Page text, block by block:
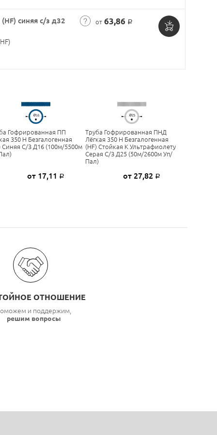
синяя с/з д32
от 63,86 Р
Гофрированная ПП
350 Н Безгалогенная
Синяя С/з Д16 (100м/5500м
от 17,11 Р
Труба Гофрированная ПНД
Лёгкая 350 Н Безгалогенная
(HF) Стойкая К Ультрафиолету
Серая С/з Д25 (50м/2600м Уп/
Пал)
от 27,82 Р
ОТНОШЕНИЕ
и поддержим,
решим вопросы